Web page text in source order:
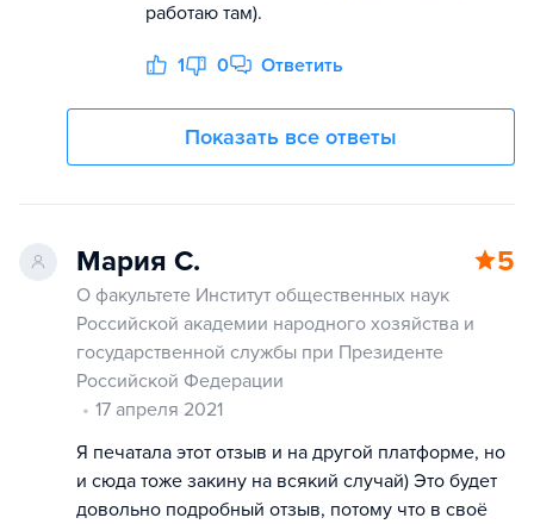
работаю там).
1 0 Ответить
Показать все ответы
Мария С. 5
О факультете Институт общественных наук
Российской академии народного хозяйства и
государственной службы при Президенте
Российской Федерации
17 апреля 2021
Я печатала этот отзыв и на другой платформе, но
и сюда тоже закину на всякий случай) Это будет
довольно подробный отзыв, потому что в своё